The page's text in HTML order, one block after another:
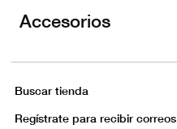
Accesorios
Buscar tienda
Regístrate para recibir correos